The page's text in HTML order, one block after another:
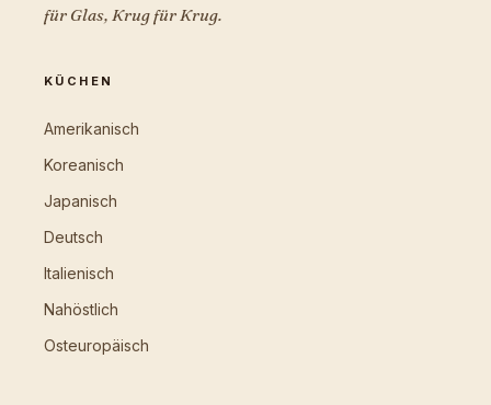
für Glas, Krug für Krug.
KÜCHEN
Amerikanisch
Koreanisch
Japanisch
Deutsch
Italienisch
Nahöstlich
Osteuropäisch